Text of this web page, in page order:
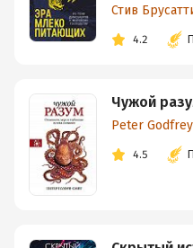
Стив
4.2
Чужой
Peter
4.5